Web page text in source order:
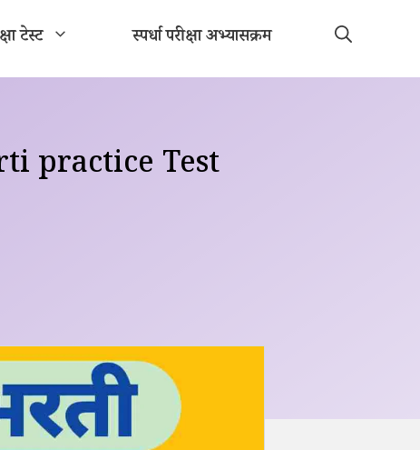
टेस्ट स्पर्धा परीक्षा अभ्यासक्रम
practice Test